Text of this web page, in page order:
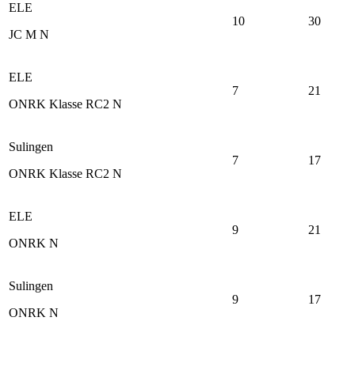
ELE
JC M N
10 30
ELE
ONRK Klasse RC2 N
7 21
Sulingen
ONRK Klasse RC2 N
7 17
ELE
ONRK N
9 21
Sulingen
ONRK N
9 17